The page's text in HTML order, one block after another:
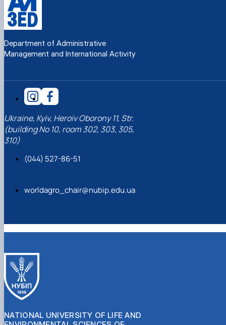
Department of Administrative
Management and International Activity
Ukraine, Kyiv, Heroiv Oborony 11, Str.
(building No 10, room 302, 303, 305,
310)
(044) 527-86-51
worldagro_chair@nubip.edu.ua
NATIONAL UNIVERSITY OF LIFE AND